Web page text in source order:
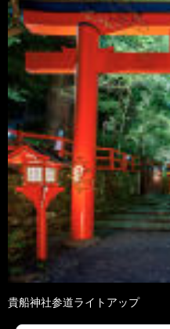
貴船神社参道ライトアップ